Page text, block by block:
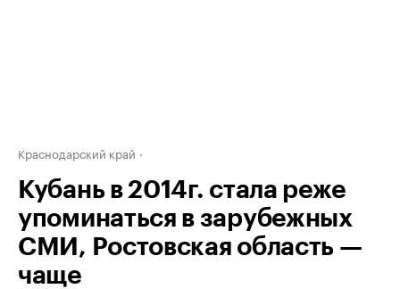
Краснодарский край
Кубань в 2014г. стала реже
упоминаться в зарубежных
СМИ, Ростовская область —
чаще